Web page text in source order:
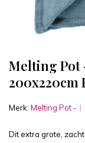
Melting Pot
200x220cm
Merk: Melting Pot -
Dit extra grote,